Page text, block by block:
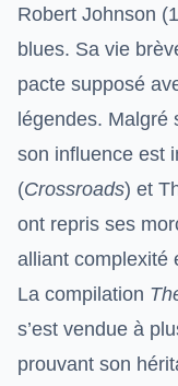
Robert Johnson
blues. Sa vie
pacte supposé
légendes. Malgré
son influence est
(Crossroads) et
ont repris ses
alliant complexité
La compilation
s’est vendue à
prouvant son